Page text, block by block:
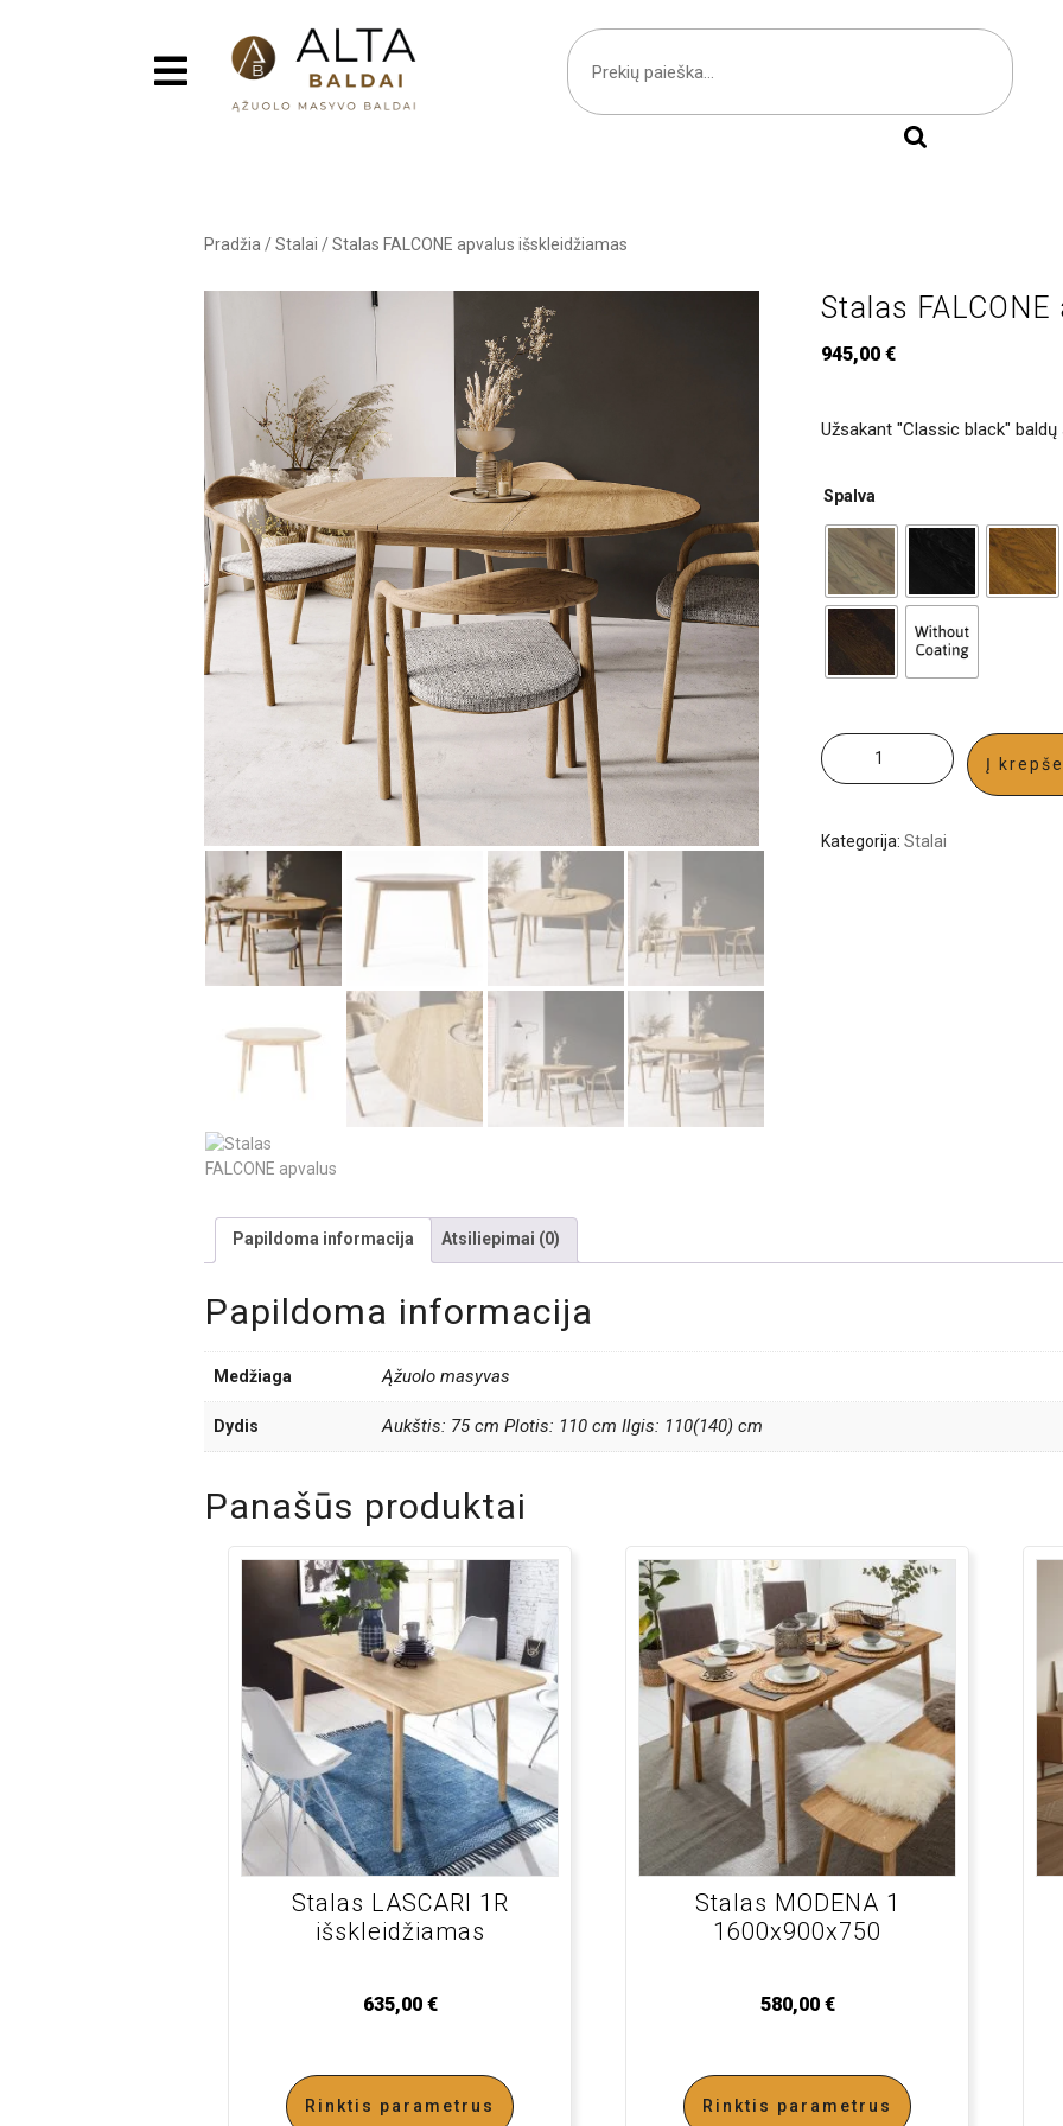
Pradžia /Stalai /Stalas FALCONE apvalus išskleidžiamas
Stalas
945,00 €
Užsakant "Classic black"
Spalva
Į
Kategorija: Stalai
Papildoma informacija Atsiliepimai (0)
Papildoma informacija
Medžiaga Ąžuolo masyvas
Dydis Aukštis: 75 cm Plotis: 110 cm Ilgis: 110(140) cm
Panašūs produktai
Stalas LASCARI 1R
išskleidžiamas
635,00 €
Rinktis parametrus
Stalas MODENA 1
1600x900x750
580,00 €
Rinktis parametrus